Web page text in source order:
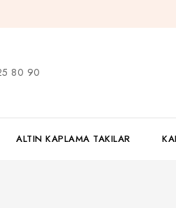
80 90
ALTIN KAPLAMA TAKILAR